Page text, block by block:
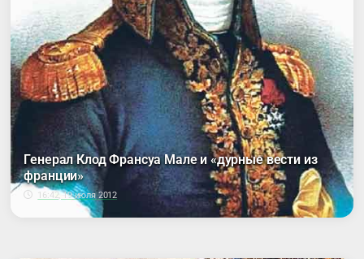
Генерал Клод Франсуа Мале и «дурные вести из
франции»
16:42, 19 июля 2012